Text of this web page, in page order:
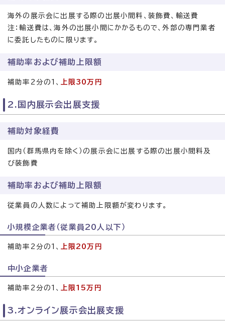
海外の展示会に出展する際の出展小間料、装飾費、輸送費
注：輸送費は、海外の出展小間にかかるもので、外部の専門業者
に委託したものに限ります。
補助率および補助上限額
補助率2分の1、 上限30万円
2.国内展示会出展支援
補助対象経費
国内（群馬県内を除く）の展示会に出展する際の出展小間料及
び装飾費
補助率および補助上限額
従業員の人数によって補助上限額が変わります。
小規模企業者（従業員20人以下）
補助率2分の1、 上限20万円
中小企業者
補助率2分の1、 上限15万円
3.オンライン展示会出展支援